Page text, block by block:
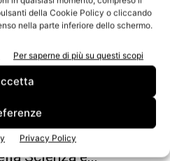
della Cookie Policy o cliccando
nella parte inferiore dello schermo.
Per saperne di più su questi scopi
Privacy Policy
area Carta del
Scienza e...